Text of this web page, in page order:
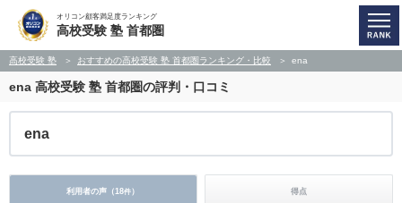
オリコン顧客満足度ランキング
高校受験 塾 首都圏
高校受験 塾 おすすめの高校受験 塾 首都圏ランキング・比較 ena
ena 高校受験 塾 首都圏の評判・口コミ
ena
利用者の声（18件） 得点